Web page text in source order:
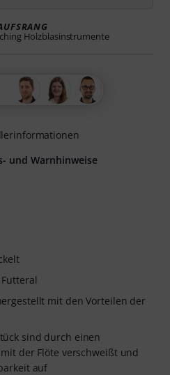
mit den Vorteilen der
sind durch einen
der Flöte verschweißt und
auf
Holzblasinstrumente
und Warnhinweise